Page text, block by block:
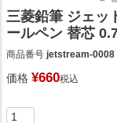
三菱鉛筆 ジェッ
ールペン 替芯
商品番号 jetstream-0008
価格 ¥660税込